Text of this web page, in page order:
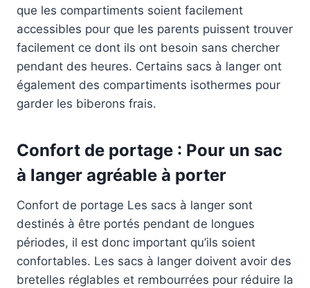
que les compartiments soient facilement
accessibles pour que les parents puissent trouver
facilement ce dont ils ont besoin sans chercher
pendant des heures. Certains sacs à langer ont
également des compartiments isothermes pour
garder les biberons frais.
Confort de portage : Pour un sac
à langer agréable à porter
Confort de portage Les sacs à langer sont
destinés à être portés pendant de longues
périodes, il est donc important qu’ils soient
confortables. Les sacs à langer doivent avoir des
bretelles réglables et rembourrées pour réduire la